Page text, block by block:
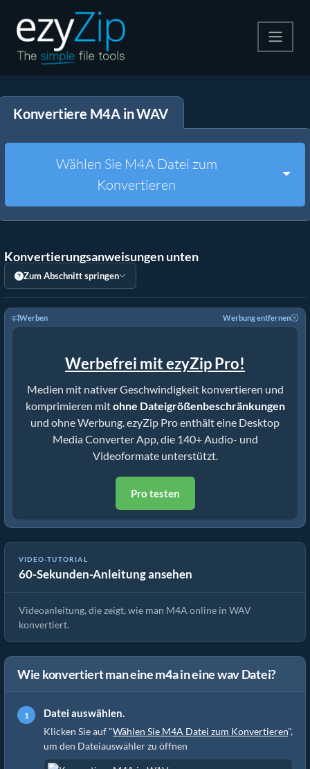
Entpacken
Konvertiere M4A in WAV
Wählen Sie M4A Datei zum
Konvertieren
Konvertierungsanweisungen unten
Zum Abschnitt springen
Werben Werbung entfernen
Werbefrei mit ezyZip Pro!
Medien mit nativer Geschwindigkeit konvertieren und
komprimieren mitohne Dateigrößenbeschränkungen
und ohne Werbung. ezyZip Pro enthält eine Desktop
Media Converter App, die 140+ Audio- und
Videoformate unterstützt.
Pro testen
VIDEO-TUTORIAL
60-Sekunden-Anleitung ansehen
Wie man M4A in Sekunden in WAV umwandelt!
Videoanleitung, die zeigt, wie man M4A online in WAV
konvertiert.
Wie konvertiert man eine m4a in eine wav Datei?
Datei auswählen.
Klicken Sie auf "Wählen Sie M4A Datei zum Konvertieren",
um den Dateiauswähler zu öffnen